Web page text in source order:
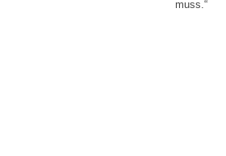
muss.“